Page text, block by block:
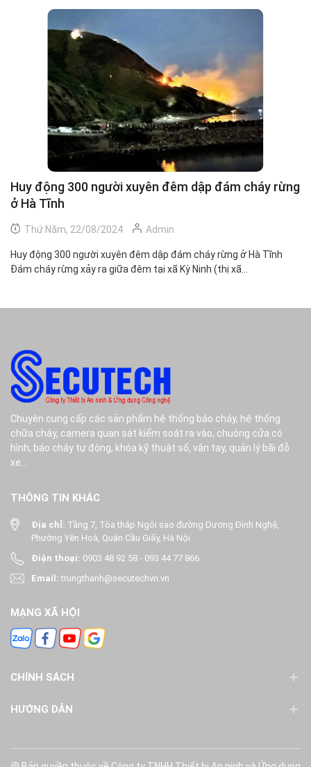
Huy động 300 người xuyên đêm dập đám cháy rừng
ở Hà Tĩnh
Thứ Năm, 22/08/2024 Admin
Huy động 300 người xuyên đêm dập đám cháy rừng ở Hà Tĩnh
Đám cháy rừng xảy ra giữa đêm tại xã Kỳ Ninh (thị xã...
Chuyên cung cấp các sản phẩm hệ thống báo cháy, hệ thống
chữa cháy, camera quan sát kiểm soát ra vào, chuông cửa có
hình, báo cháy tự động, khóa kỹ thuật số, vân tay, quản lý bãi đỗ
xe...
THÔNG TIN KHÁC
Địa chỉ: Tầng 7, Tòa tháp Ngôi sao đường Dương Đình Nghệ,
Phường Yên Hoà, Quận Cầu Giấy, Hà Nội
Điện thoại: 0903 48 92 58 - 093 44 77 866
Email:trungthanh@secutechvn.vn
MẠNG XÃ HỘI
CHÍNH SÁCH
HƯỚNG DẪN